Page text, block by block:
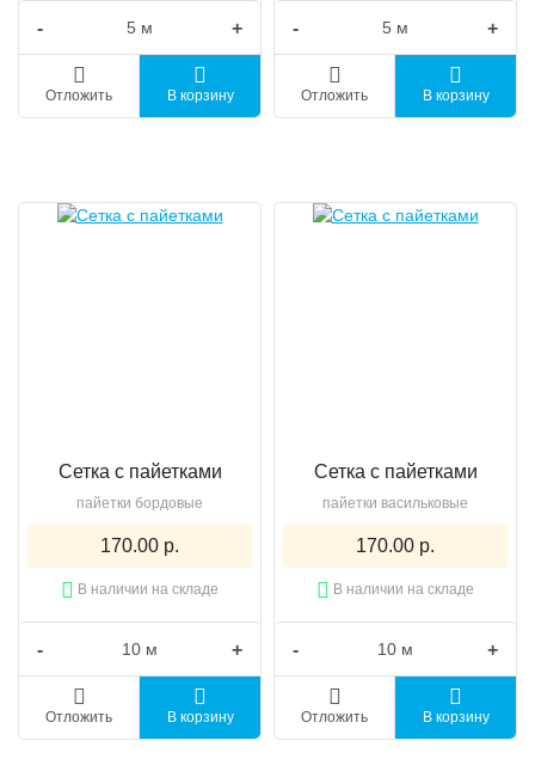
- +
Отложить В корзину
- +
Отложить В корзину
Сетка с пайетками
пайетки бордовые
170.00 р.
В наличии на складе
- +
Отложить В корзину
Сетка с пайетками
пайетки васильковые
170.00 р.
В наличии на складе
- +
Отложить В корзину